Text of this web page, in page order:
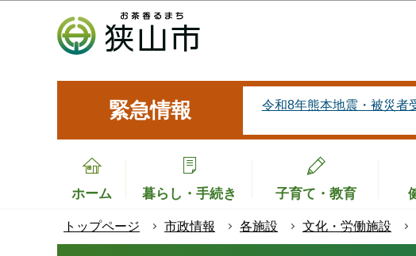
緊急情報 令和8年熊本地震・被災者
ホーム 暮らし・手続き 子育て・教育
トップページ 市政情報 各施設 文化・労働施設